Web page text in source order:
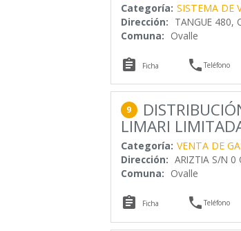
Categoría: SISTEMA DE
Dirección: TANGUE 480,
Comuna: Ovalle
 Ficha Teléfono
9
LIMARI
Categoría: VENTA DE
Dirección: ARIZTIA S/N 0
Comuna: Ovalle
 Ficha Teléfono